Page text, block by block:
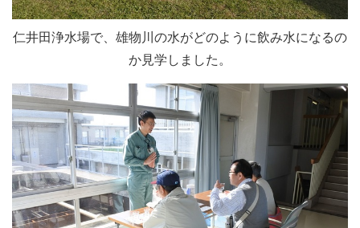
仁井田浄水場で、雄物川の水がどのように飲み水になるの
か見学しました。